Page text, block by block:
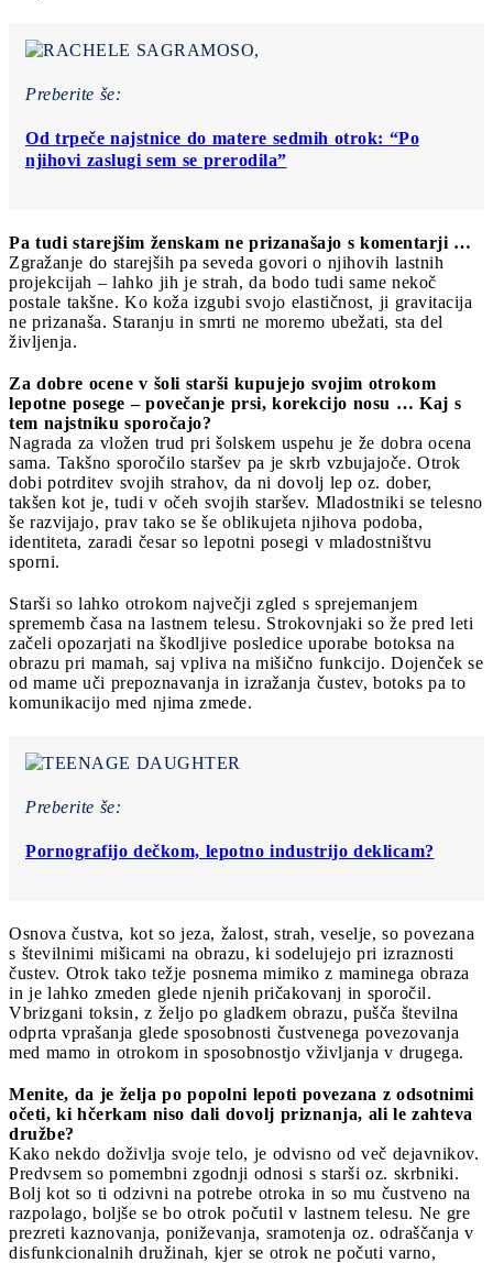
Preberite še:
Od trpeče najstnice do matere sedmih otrok: “Po
njihovi zaslugi sem se prerodila”
Pa tudi starejšim ženskam ne prizanašajo s komentarji …
Zgražanje do starejših pa seveda govori o njihovih lastnih
projekcijah – lahko jih je strah, da bodo tudi same nekoč
postale takšne. Ko koža izgubi svojo elastičnost, ji gravitacija
ne prizanaša. Staranju in smrti ne moremo ubežati, sta del
življenja.
Za dobre ocene v šoli starši kupujejo svojim otrokom
lepotne posege – povečanje prsi, korekcijo nosu … Kaj s
tem najstniku sporočajo?
Nagrada za vložen trud pri šolskem uspehu je že dobra ocena
sama. Takšno sporočilo staršev pa je skrb vzbujajoče. Otrok
dobi potrditev svojih strahov, da ni dovolj lep oz. dober,
takšen kot je, tudi v očeh svojih staršev. Mladostniki se telesno
še razvijajo, prav tako se še oblikujeta njihova podoba,
identiteta, zaradi česar so lepotni posegi v mladostništvu
sporni.
Starši so lahko otrokom največji zgled s sprejemanjem
sprememb časa na lastnem telesu. Strokovnjaki so že pred leti
začeli opozarjati na škodljive posledice uporabe botoksa na
obrazu pri mamah, saj vpliva na mišično funkcijo. Dojenček se
od mame uči prepoznavanja in izražanja čustev, botoks pa to
komunikacijo med njima zmede.
Preberite še:
Pornografijo dečkom, lepotno industrijo deklicam?
Osnova čustva, kot so jeza, žalost, strah, veselje, so povezana
s številnimi mišicami na obrazu, ki sodelujejo pri izraznosti
čustev. Otrok tako težje posnema mimiko z maminega obraza
in je lahko zmeden glede njenih pričakovanj in sporočil.
Vbrizgani toksin, z željo po gladkem obrazu, pušča številna
odprta vprašanja glede sposobnosti čustvenega povezovanja
med mamo in otrokom in sposobnostjo vživljanja v drugega.
Menite, da je želja po popolni lepoti povezana z odsotnimi
očeti, ki hčerkam niso dali dovolj priznanja, ali le zahteva
družbe?
Kako nekdo doživlja svoje telo, je odvisno od več dejavnikov.
Predvsem so pomembni zgodnji odnosi s starši oz. skrbniki.
Bolj kot so ti odzivni na potrebe otroka in so mu čustveno na
razpolago, boljše se bo otrok počutil v lastnem telesu. Ne gre
prezreti kaznovanja, poniževanja, sramotenja oz. odraščanja v
disfunkcionalnih družinah, kjer se otrok ne počuti varno,